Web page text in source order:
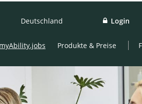
Deutschland Login
Produkte & Preise